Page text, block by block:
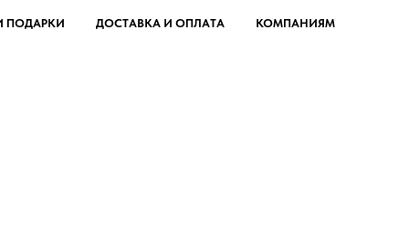
ПОДАРКИ ДОСТАВКА И ОПЛАТА КОМПАНИЯМ